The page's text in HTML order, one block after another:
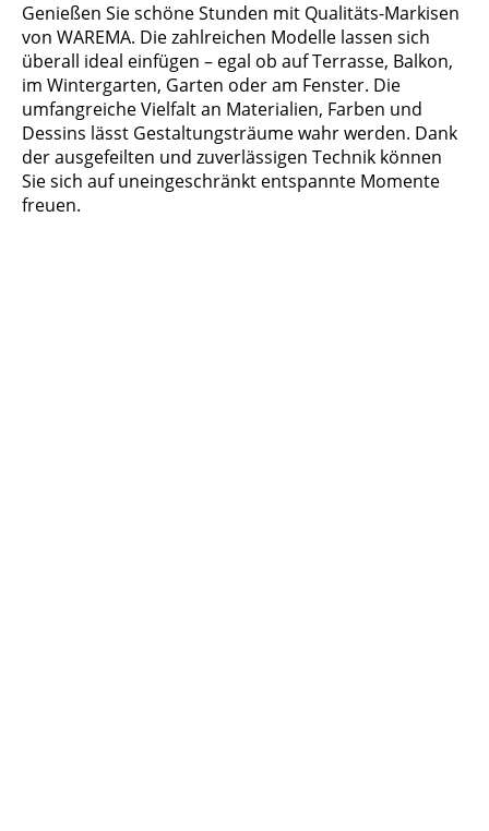
Genießen Sie schöne Stunden mit Qualitäts-Markisen
von WAREMA. Die zahlreichen Modelle lassen sich
überall ideal einfügen – egal ob auf Terrasse, Balkon,
im Wintergarten, Garten oder am Fenster. Die
umfangreiche Vielfalt an Materialien, Farben und
Dessins lässt Gestaltungsträume wahr werden. Dank
der ausgefeilten und zuverlässigen Technik können
Sie sich auf uneingeschränkt entspannte Momente
freuen.